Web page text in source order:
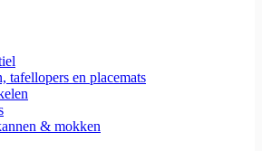
tafellopers en placemats
& mokken